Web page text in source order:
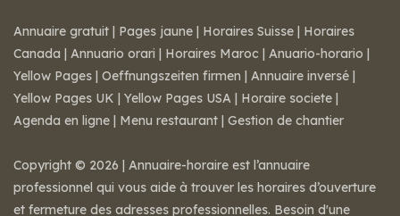
Annuaire gratuit | Pages jaune | Horaires Suisse | Horaires
Canada | Annuario orari | Horaires Maroc | Anuario-horario |
Yellow Pages | Oeffnungszeiten firmen | Annuaire inversé |
Yellow Pages UK | Yellow Pages USA | Horaire societe |
Agenda en ligne | Menu restaurant | Gestion de chantier
Copyright © 2026 | Annuaire-horaire est l’annuaire
professionnel qui vous aide à trouver les horaires d’ouverture
et fermeture des adresses professionnelles. Besoin d'une